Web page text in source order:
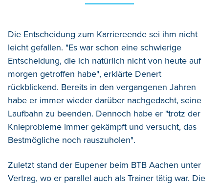
Die Entscheidung zum Karriereende sei ihm nicht
leicht gefallen. "Es war schon eine schwierige
Entscheidung, die ich natürlich nicht von heute auf
morgen getroffen habe", erklärte Denert
rückblickend. Bereits in den vergangenen Jahren
habe er immer wieder darüber nachgedacht, seine
Laufbahn zu beenden. Dennoch habe er "trotz der
Knieprobleme immer gekämpft und versucht, das
Bestmögliche noch rauszuholen".
Zuletzt stand der Eupener beim BTB Aachen unter
Vertrag, wo er parallel auch als Trainer tätig war. Die